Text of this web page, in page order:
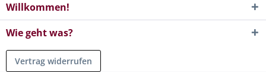
Willkommen!
Wie geht was?
Vertrag widerrufen